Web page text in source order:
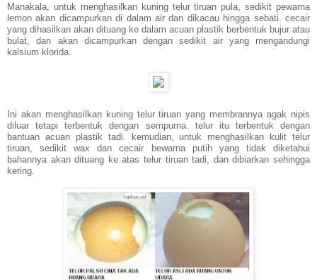
Manakala, untuk menghasilkan kuning telur tiruan pula, sedikit pewarna
lemon akan dicampurkan di dalam air dan dikacau hingga sebati. cecair
yang dihasilkan akan dituang ke dalam acuan plastik berbentuk bujur atau
bulat, dan akan dicampurkan dengan sedikit air yang mengandungi
kalsium klorida.
Ini akan menghasilkan kuning telur tiruan yang membrannya agak nipis
diluar tetapi terbentuk dengan sempurna. telur itu terbentuk dengan
bantuan acuan plastik tadi. kemudian, untuk menghasilkan kulit telur
tiruan, sedikit wax dan cecair bewarna putih yang tidak diketahui
bahannya akan dituang ke atas telur tiruan tadi, dan dibiarkan sehingga
kering.